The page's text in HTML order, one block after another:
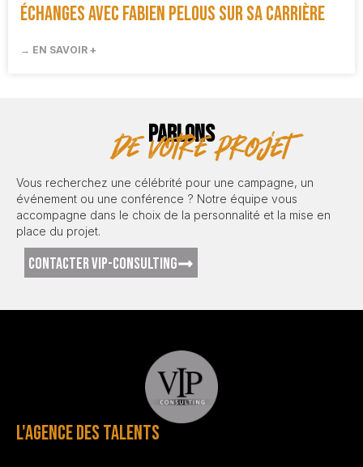
Échanges avec Fabien Pelous sur sa carrière
→ EN SAVOIR +
PARLONS
de votre projet
Vous recherchez une célébrité pour une campagne, un
événement ou une conférence ? Notre équipe vous
accompagne dans le choix de la personnalité et la mise en
place du projet.
CONTACTER VIP-CONSULTING
L'AGENCE DES TALENTS